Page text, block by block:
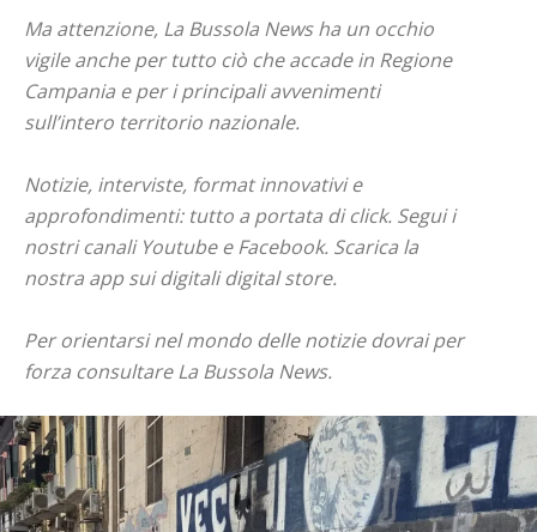
Ma attenzione, La Bussola News ha un occhio
vigile anche per tutto ciò che accade in Regione
Campania e per i principali avvenimenti
sull’intero territorio nazionale.
Notizie, interviste, format innovativi e
approfondimenti: tutto a portata di click. Segui i
nostri canali Youtube e Facebook. Scarica la
nostra app sui digitali digital store.
Per orientarsi nel mondo delle notizie dovrai per
forza consultare La Bussola News.